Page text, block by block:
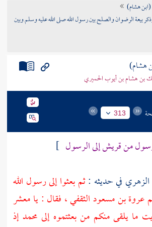
(ابن هشام)
بيعة الرضوان والصلح بين رسول الله صلى الله عليه وسلم وبين
هشام)
بن هشام بن أيوب الحميري
313
من قريش إلى الرسول ]
الزهري في حديثه :ثم بعثوا إلى رسول الله
عروة بن مسعود الثقفي، فقال : يا معشر
ما يلقى منكم من بعثتموه إلى محمدإذ